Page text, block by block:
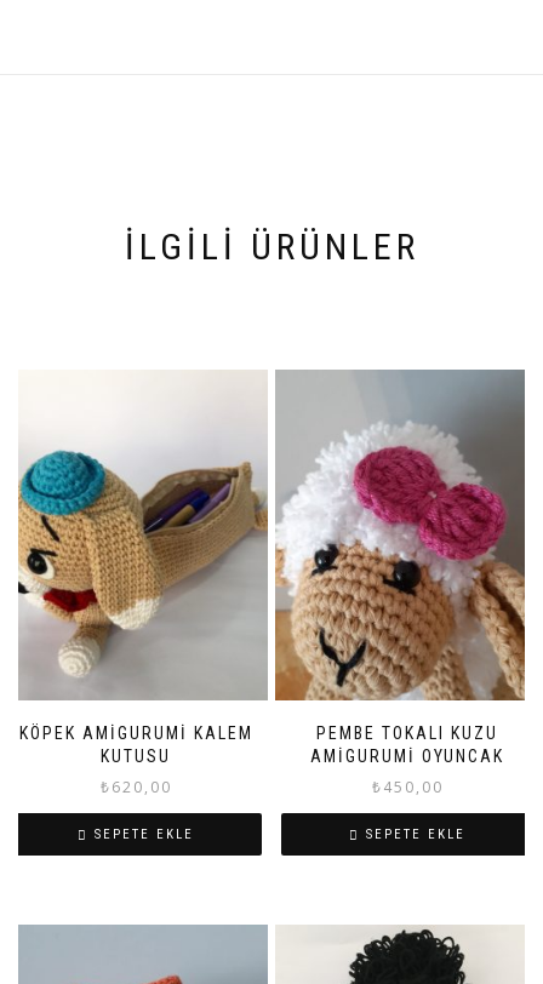
İLGILI ÜRÜNLER
KÖPEK AMIGURUMI KALEM
KUTUSU
₺620,00
SEPETE EKLE
PEMBE TOKALI KUZU
AMIGURUMI OYUNCAK
₺450,00
SEPETE EKLE